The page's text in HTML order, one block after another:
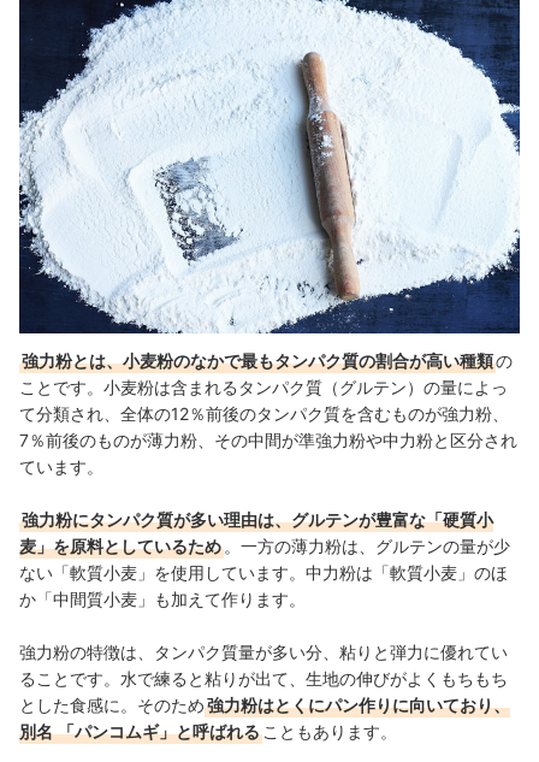
強力粉とは、小麦粉のなかで最もタンパク質の割合が高い種類の
ことです。小麦粉は含まれるタンパク質（グルテン）の量によっ
て分類され、全体の12％前後のタンパク質を含むものが強力粉、
7％前後のものが薄力粉、その中間が準強力粉や中力粉と区分され
ています。
強力粉にタンパク質が多い理由は、グルテンが豊富な「硬質小
麦」を原料としているため 。一方の薄力粉は、グルテンの量が少
ない「軟質小麦」を使用しています。中力粉は「軟質小麦」のほ
か「中間質小麦」も加えて作ります。
強力粉の特徴は、
タンパク質量が多い分、粘りと弾力に優れてい
ることです。 水で練ると粘りが出て、生地の伸びがよくもちもち
とした食感に。そのため強力粉はとくにパン作りに向いており、
別名 「パンコムギ」と呼ばれる こともあります。